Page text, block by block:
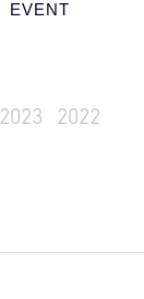
EVENT
2023
2022